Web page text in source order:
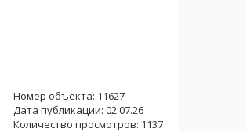
Номер объекта: 11627
Дата публикации: 02.07.26
Количество просмотров: 1137